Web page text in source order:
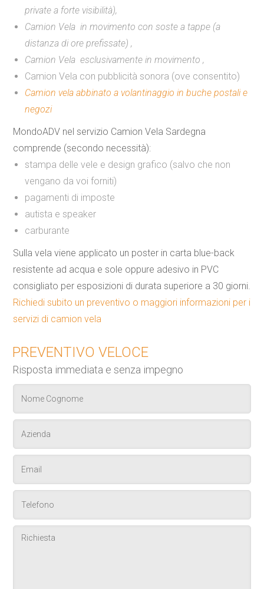
private a forte visibilità),
Camion Vela in movimento con soste a tappe (a
distanza di ore prefissate) ,
Camion Vela esclusivamente in movimento ,
Camion Vela con pubblicità sonora (ove consentito)
Camion vela abbinato a volantinaggio in buche postali e
negozi
MondoADV nel servizio Camion Vela Sardegna
comprende (secondo necessità):
stampa delle vele e design grafico (salvo che non
vengano da voi forniti)
pagamenti di imposte
autista e speaker
carburante
Sulla vela viene applicato un poster in carta blue-back
resistente ad acqua e sole oppure adesivo in PVC
consigliato per esposizioni di durata superiore a 30 giorni.
Richiedi subito un preventivo o maggiori informazioni per i
servizi di camion vela
PREVENTIVO VELOCE
Risposta immediata e senza impegno